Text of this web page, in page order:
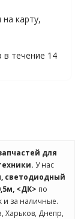
карту,
в течение 14
для
У нас
светодиодный
<ДК> по
и за наличные.
Харьков, Днепр,